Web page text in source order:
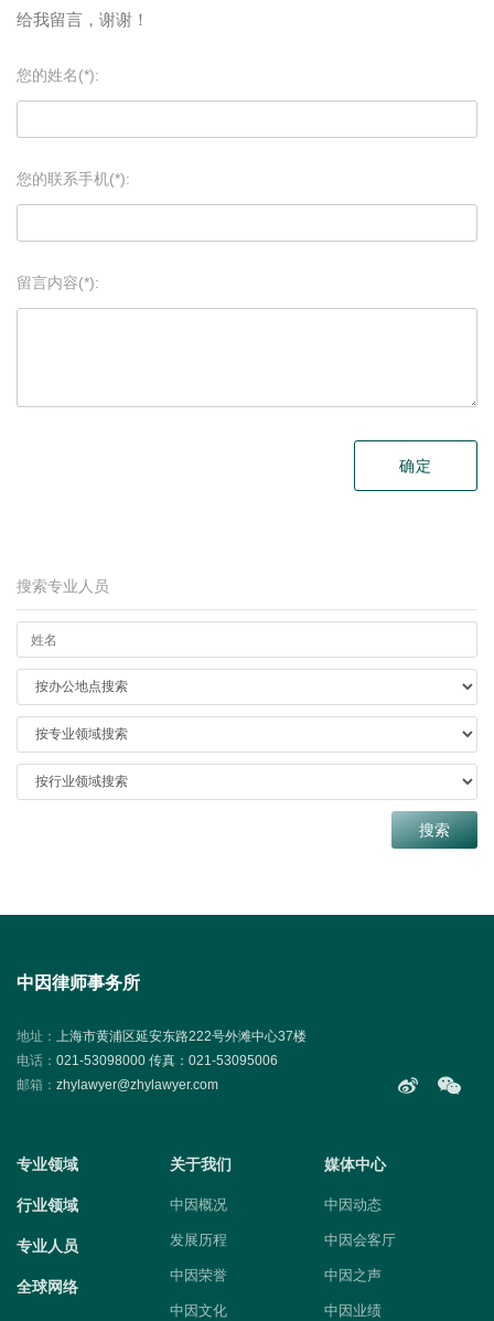
给我留言，谢谢！
您的姓名(*):
您的联系手机(*):
留言内容(*):
搜索专业人员
中因律师事务所
地址： 上海市黄浦区延安东路222号外滩中心37楼
电话： 021-53098000 传真：021-53095006
邮箱： zhylawyer@zhylawyer.com
专业领域
行业领域
专业人员
全球网络
关于我们
中因概况
发展历程
中因荣誉
中因文化
媒体中心
中因动态
中因会客厅
中因之声
中因业绩